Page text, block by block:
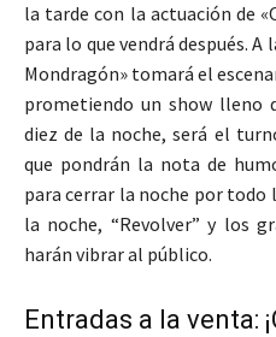
la tarde con la actuación de
para lo que vendrá después. A
Mondragón» tomará el
prometiendo un show lleno
diez de la noche, será el
que pondrán la nota de
para cerrar la noche por todo
la noche, “Revolver” y los
harán vibrar al público.
Entradas a la venta: